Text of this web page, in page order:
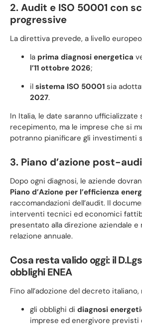
2. Audit e ISO 50001 con
progressive
La direttiva prevede, a livello
la prima diagnosi energetica
l’11 ottobre 2026;
il sistema ISO 50001 sia
2027.
In Italia, le date saranno ufficializzate
recepimento, ma le imprese che si
potranno pianificare gli investimenti
3. Piano d’azione post-
Dopo ogni diagnosi, le aziende
Piano d’Azione per l’efficienza
raccomandazioni dell’audit. Il
interventi tecnici ed economici
presentato alla direzione aziendale
relazione annuale.
Cosa resta valido oggi: il
obblighi ENEA
Fino all’adozione del decreto
gli obblighi di diagnosi
imprese ed energivore previsti